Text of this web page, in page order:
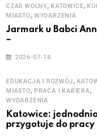
CZAS WOLNY, KATOWICE,
MIASTO, WYDARZENIA
Jarmark u Babci
–
2026-07-18
EDUKACJA I ROZWÓJ ,
MIASTO, PRACA I KARIERA,
WYDARZENIA
Katowice:
przygotuje do pracy